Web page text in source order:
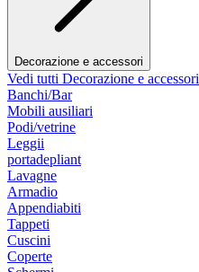
Decorazione e accessori
Vedi tutti Decorazione e accessori
Banchi/Bar
Mobili ausiliari
Podi/vetrine
Leggii
portadepliant
Lavagne
Armadio
Appendiabiti
Tappeti
Cuscini
Coperte